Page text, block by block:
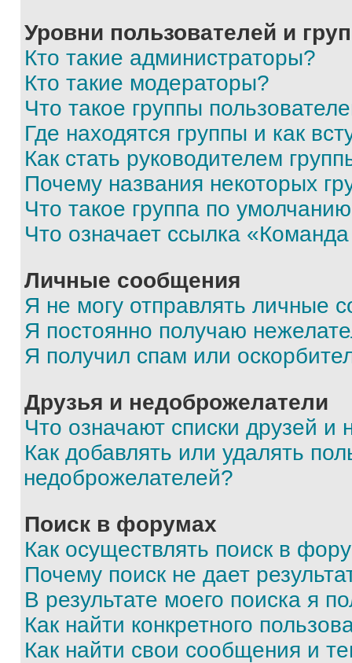
Уровни пользователей и
Кто такие администраторы?
Кто такие модераторы?
Что такое группы
Где находятся группы и как
Как стать руководителем
Почему названия некоторых
Что такое группа по
Что означает ссылка
Личные сообщения
Я не могу отправлять личные
Я постоянно получаю
Я получил спам или
Друзья и недоброжелатели
Что означают списки друзей и
Как добавлять или удалять
недоброжелателей?
Поиск в форумах
Как осуществлять поиск в
Почему поиск не дает
В результате моего поиска я
Как найти конкретного
Как найти свои сообщения и